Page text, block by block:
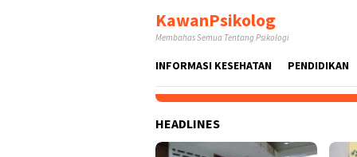
KawanPsikolog
Membahas Semua Tentang Psikologi
INFORMASI KESEHATAN PENDIDIKAN
HEADLINES